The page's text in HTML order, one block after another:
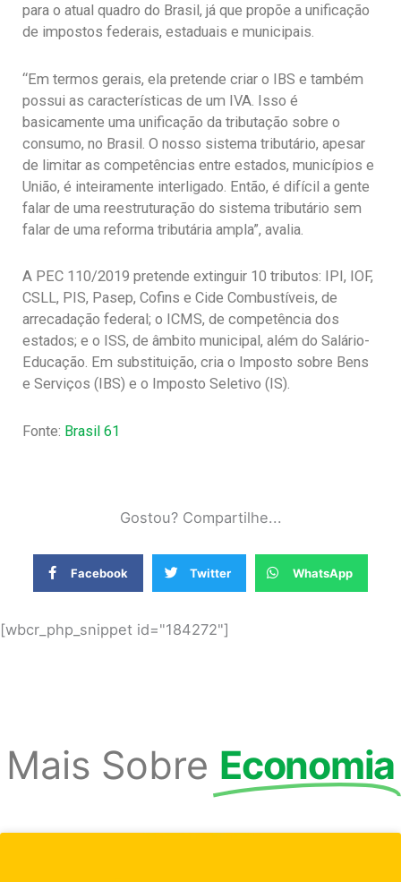
para o atual quadro do Brasil, já que propõe a unificação
de impostos federais, estaduais e municipais.
“Em termos gerais, ela pretende criar o IBS e também
possui as características de um IVA. Isso é
basicamente uma unificação da tributação sobre o
consumo, no Brasil. O nosso sistema tributário, apesar
de limitar as competências entre estados, municípios e
União, é inteiramente interligado. Então, é difícil a gente
falar de uma reestruturação do sistema tributário sem
falar de uma reforma tributária ampla”, avalia.
A PEC 110/2019 pretende extinguir 10 tributos: IPI, IOF,
CSLL, PIS, Pasep, Cofins e Cide Combustíveis, de
arrecadação federal; o ICMS, de competência dos
estados; e o ISS, de âmbito municipal, além do Salário-
Educação. Em substituição, cria o Imposto sobre Bens
e Serviços (IBS) e o Imposto Seletivo (IS).
Fonte: Brasil 61
Gostou? Compartilhe...
Facebook Twitter WhatsApp
[wbcr_php_snippet id="184272"]
Mais Sobre Economia